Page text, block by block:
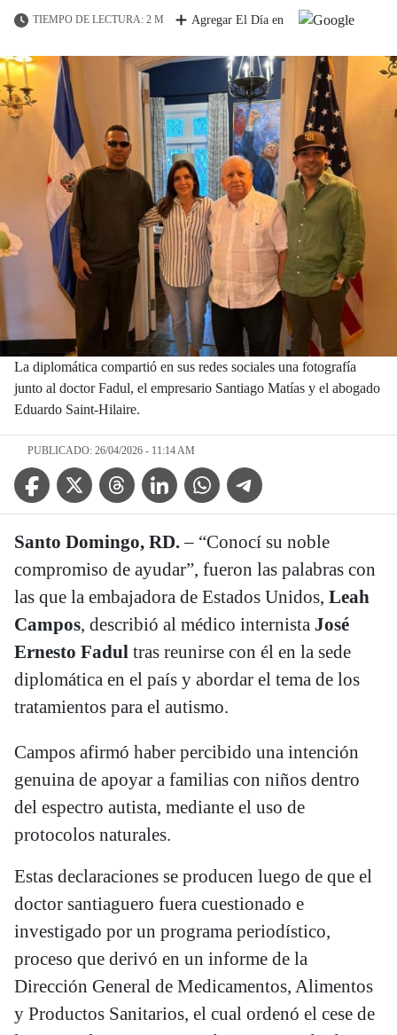
TIEMPO DE LECTURA: 2 M Agregar El Día en
La diplomática compartió en sus redes sociales una fotografía
junto al doctor Fadul, el empresario Santiago Matías y el abogado
Eduardo Saint-Hilaire.
PUBLICADO: 26/04/2026 - 11:14 AM
Facebook IconTwitter IconThreads IconLinkedin IconWhatsApp IconTelegram Icon
Santo Domingo, RD.– “Conocí su noble
compromiso de ayudar”, fueron las palabras con
las que la embajadora de Estados Unidos, Leah
Campos, describió al médico internista José
Ernesto Fadul tras reunirse con él en la sede
diplomática en el país y abordar el tema de los
tratamientos para el autismo.
Campos afirmó haber percibido una intención
genuina de apoyar a familias con niños dentro
del espectro autista, mediante el uso de
protocolos naturales.
Estas declaraciones se producen luego de que el
doctor santiaguero fuera cuestionado e
investigado por un programa periodístico,
proceso que derivó en un informe de la
Dirección General de Medicamentos, Alimentos
y Productos Sanitarios, el cual ordenó el cese de